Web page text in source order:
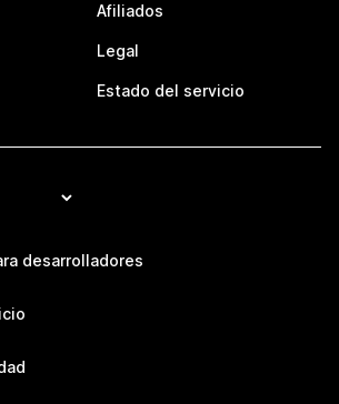
Afiliados
Legal
Estado del servicio
desarrolladores